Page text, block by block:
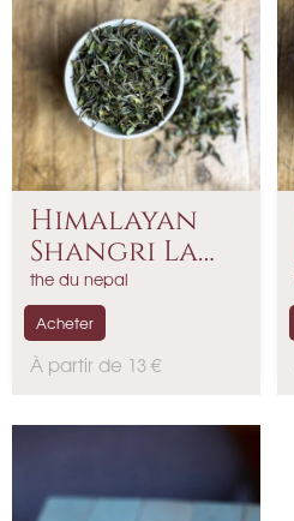
Himalayan
Shangri La
Blanc...
the du nepal
P
À partir de 13 €
Acheter